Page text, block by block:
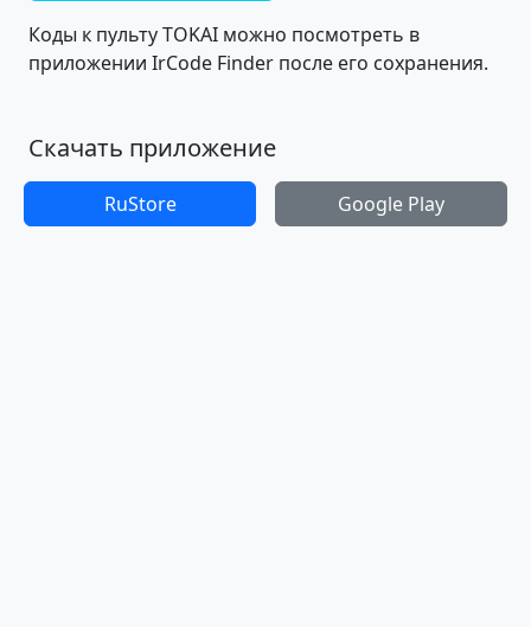
Коды к пульту TOKAI можно посмотреть в
приложении IrCode Finder после его сохранения.
Скачать приложение
RuStore Google Play